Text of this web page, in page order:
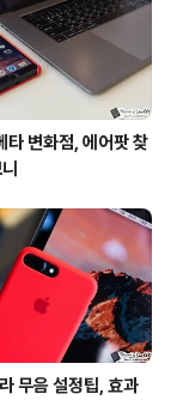
변화점, 에어팟 찾
무음 설정팁, 효과